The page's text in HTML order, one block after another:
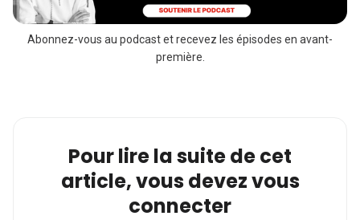
Abonnez-vous au podcast et recevez les épisodes en avant-
première.
Pour lire la suite de cet
article, vous devez vous
connecter